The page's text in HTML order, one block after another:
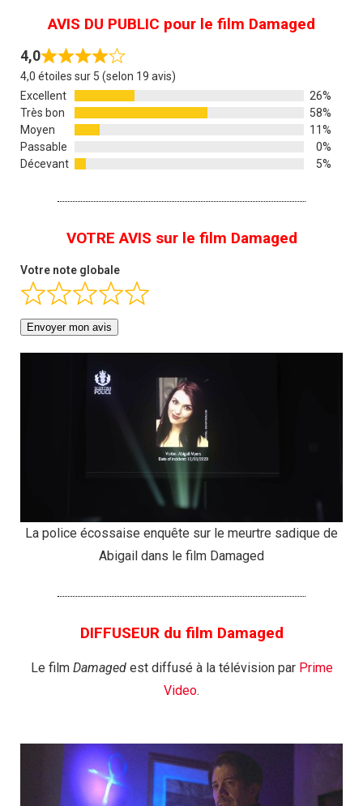
AVIS DU PUBLIC pour le film Damaged
4,0
4,0 étoiles sur 5 (selon 19 avis)
Excellent
26%
Très bon
58%
Moyen
11%
Passable
0%
Décevant
5%
VOTRE AVIS sur le film Damaged
Votre note globale
Envoyer mon avis
La police écossaise enquête sur le meurtre sadique de
Abigail dans le film Damaged
DIFFUSEUR du film Damaged
Le film Damagedest diffusé à la télévision par Prime
Video.